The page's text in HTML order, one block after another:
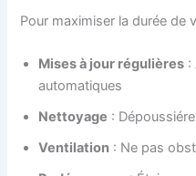
Pour maximiser la durée de
Mises à jour régulières :
automatiques
Nettoyage :
Ventilation : Ne pas